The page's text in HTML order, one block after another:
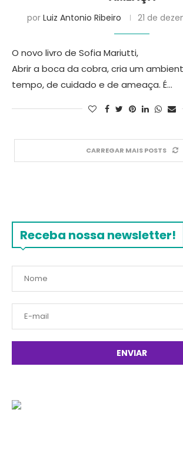
por Luiz Antonio Ribeiro 21 de
O novo livro de Sofia Mariutti,
Abrir a boca da cobra, cria um
tempo, de cuidado e de ameaça. É…
CARREGAR MAIS POSTS
Receba nossa newsletter!